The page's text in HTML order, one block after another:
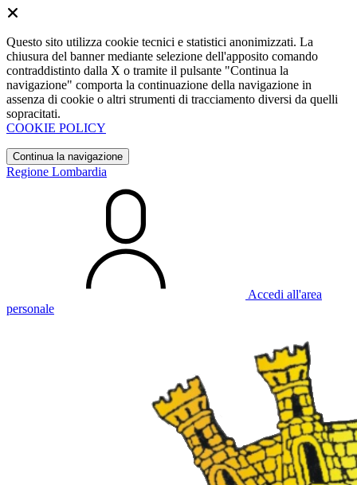
Questo sito utilizza cookie tecnici e statistici anonimizzati. La
chiusura del banner mediante selezione dell'apposito comando
contraddistinto dalla X o tramite il pulsante "Continua la
navigazione" comporta la continuazione della navigazione in
assenza di cookie o altri strumenti di tracciamento diversi da quelli
sopracitati.
COOKIE POLICY
Continua la navigazione
Regione Lombardia
Accedi all'area
personale